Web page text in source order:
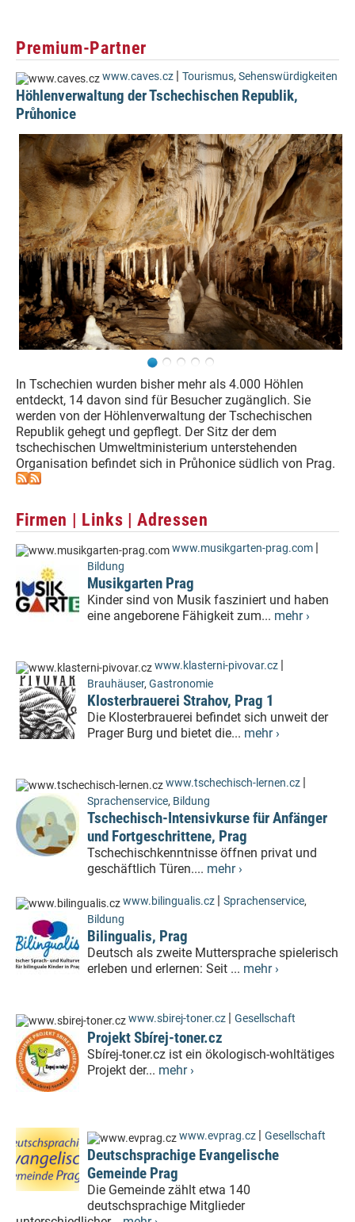
Premium-Partner
www.caves.cz | Tourismus, Sehenswürdigkeiten
Höhlenverwaltung der Tschechischen Republik,
Průhonice
In Tschechien wurden bisher mehr als 4.000 Höhlen
entdeckt, 14 davon sind für Besucher zugänglich. Sie
werden von der Höhlenverwaltung der Tschechischen
Republik gehegt und gepflegt. Der Sitz der dem
tschechischen Umweltministerium unterstehenden
Organisation befindet sich in Průhonice südlich von Prag.
Firmen | Links | Adressen
www.musikgarten-prag.com |
Bildung
Musikgarten Prag
Kinder sind von Musik fasziniert und haben
eine angeborene Fähigkeit zum... mehr ›
www.klasterni-pivovar.cz |
Brauhäuser, Gastronomie
Klosterbrauerei Strahov, Prag 1
Die Klosterbrauerei befindet sich unweit der
Prager Burg und bietet die... mehr ›
www.tschechisch-lernen.cz |
Sprachenservice, Bildung
Tschechisch-Intensivkurse für Anfänger
und Fortgeschrittene, Prag
Tschechischkenntnisse öffnen privat und
geschäftlich Türen.... mehr ›
www.bilingualis.cz | Sprachenservice,
Bildung
Bilingualis, Prag
Deutsch als zweite Muttersprache spielerisch
erleben und erlernen: Seit ... mehr ›
www.sbirej-toner.cz | Gesellschaft
Projekt Sbírej-toner.cz
Sbírej-toner.cz ist ein ökologisch-wohltätiges
Projekt der... mehr ›
www.evprag.cz | Gesellschaft
Deutschsprachige Evangelische
Gemeinde Prag
Die Gemeinde zählt etwa 140
deutschsprachige Mitglieder